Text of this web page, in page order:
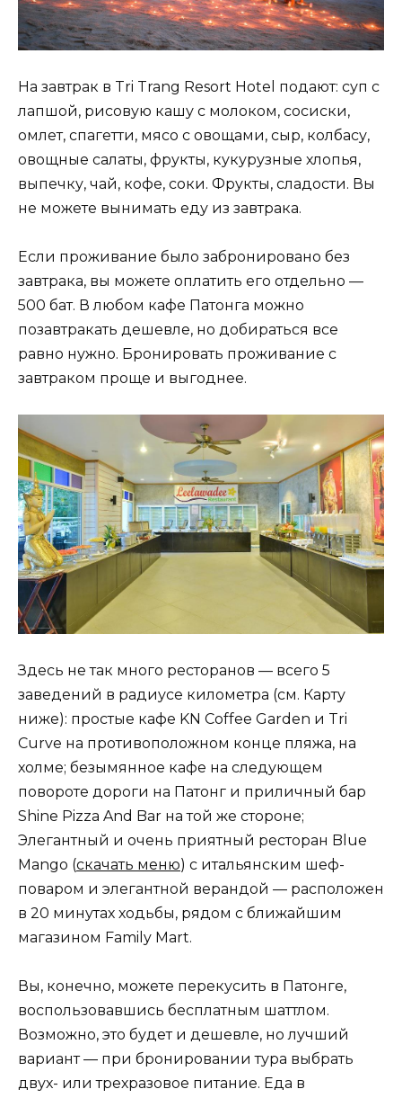
На завтрак в Tri Trang Resort Hotel подают: суп с
лапшой, рисовую кашу с молоком, сосиски,
омлет, спагетти, мясо с овощами, сыр, колбасу,
овощные салаты, фрукты, кукурузные хлопья,
выпечку, чай, кофе, соки. Фрукты, сладости. Вы
не можете вынимать еду из завтрака.
Если проживание было забронировано без
завтрака, вы можете оплатить его отдельно —
500 бат. В любом кафе Патонга можно
позавтракать дешевле, но добираться все
равно нужно. Бронировать проживание с
завтраком проще и выгоднее.
Здесь не так много ресторанов — всего 5
заведений в радиусе километра (см. Карту
ниже): простые кафе KN Coffee Garden и Tri
Curve на противоположном конце пляжа, на
холме; безымянное кафе на следующем
повороте дороги на Патонг и приличный бар
Shine Pizza And Bar на той же стороне;
Элегантный и очень приятный ресторан Blue
Mango (скачать меню) с итальянским шеф-
поваром и элегантной верандой — расположен
в 20 минутах ходьбы, рядом с ближайшим
магазином Family Mart.
Вы, конечно, можете перекусить в Патонге,
воспользовавшись бесплатным шаттлом.
Возможно, это будет и дешевле, но лучший
вариант — при бронировании тура выбрать
двух- или трехразовое питание. Еда в